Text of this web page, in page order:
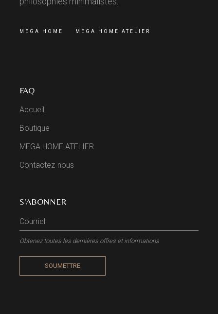
MEGA HOME MEGA HOME ATELIER
FAQ
Accueil
Boutique
MEGA HOME ATELIER
Contactez-nous
S'ABONNER
Obtenez toutes les dernières offres et informations
SOUMETTRE